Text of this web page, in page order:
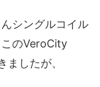
シングルコイル
のVeroCity
したが、